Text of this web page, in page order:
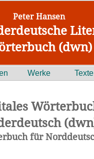
Peter Hansen
(dwn)
Werke Texte
für